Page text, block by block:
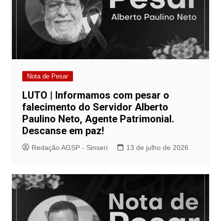
Nota de Pesar
LUTO | Informamos com pesar o
falecimento do Servidor Alberto
Paulino Neto, Agente Patrimonial.
Descanse em paz!
Redação AGSP - Sinseri 13 de julho de 2026